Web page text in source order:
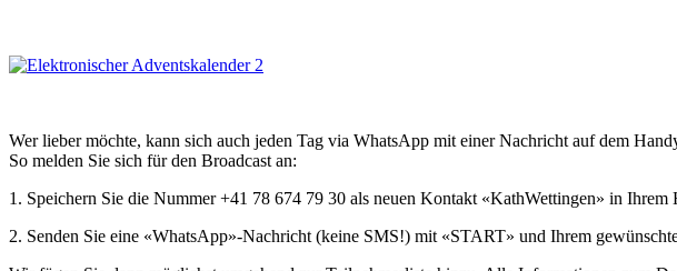
Wer lieber möchte, kann sich auch jeden Tag via WhatsApp mit einer Nachricht auf dem
So melden Sie sich für den Broadcast an:
1. Speichern Sie die Nummer +41 78 674 79 30 als neuen Kontakt «KathWettingen» in Ihrem
2. Senden Sie eine «WhatsApp»-Nachricht (keine SMS!) mit «START» und Ihrem